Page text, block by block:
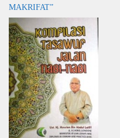
MAKRIFAT”